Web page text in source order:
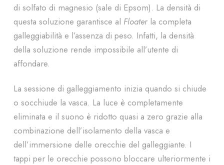
di solfato di magnesio (sale di Epsom). La densità di
questa soluzione garantisce al Floaterla completa
galleggiabilità e l’assenza di peso. Infatti, la densità
della soluzione rende impossibile all’utente di
affondare.
La sessione di galleggiamento inizia quando si chiude
o socchiude la vasca. La luce è completamente
eliminata e il suono è ridotto quasi a zero grazie alla
combinazione dell’isolamento della vasca e
dell’immersione delle orecchie del galleggiante. I
tappi per le orecchie possono bloccare ulteriormente i